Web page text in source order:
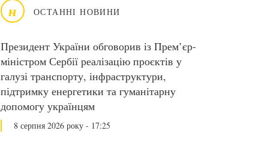
н ОСТАННІ НОВИНИ
Президент України обговорив із Прем’єр-
міністром Сербії реалізацію проєктів у
галузі транспорту, інфраструктури,
підтримку енергетики та гуманітарну
допомогу українцям
8 серпня 2026 року - 17:25